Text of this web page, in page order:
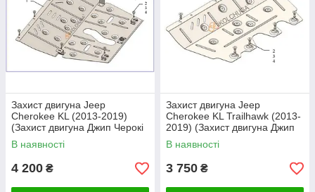
Захист двигуна Jeep
Cherokee KL (2013-2019)
(Захист двигуна Джип Черокі
КЛ) Кольчуга
В наявності
4 200 ₴
Захист двигуна Jeep
Cherokee KL Trailhawk (2013-
2019) (Захист двигуна Джип
Черокі КЛ) Кольчуга
В наявності
3 750 ₴